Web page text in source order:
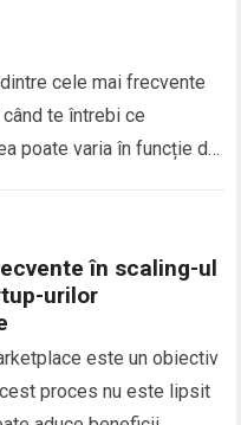
cele mai frecvente
te întrebi ce
poate varia în funcție de
frica, trădarea
în scaling-ul
urilor
este un obiectiv
proces nu este lipsit